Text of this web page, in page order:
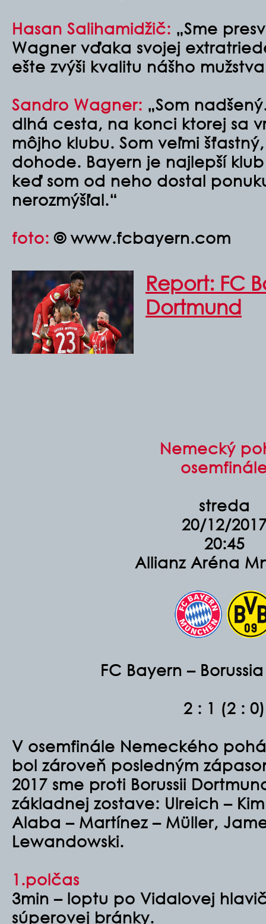
Hasan Salihamidžič: „Sme
Wagner vďaka svojej
ešte zvýši kvalitu nášho
Sandro Wagner: „Som
dlhá cesta, na konci ktorej sa
môjho klubu. Som veľmi
dohode. Bayern je najlepší
keď som od neho dostal
nerozmýšľal.“
foto:© www.fcbayern.com
Report: FC
Dortmund
Nemecký
streda
20/12/
20:45
Allianz Aréna
FC Bayern –
2 : 1 (2 : 0)
V osemfinále Nemeckého
bol zároveň posledným
2017 sme proti Borussii
základnej zostave: Ulreich –
Alaba – Martínez – Müller,
Lewandowski.
1.polčas
3min – loptu po Vidalovej
súperovej bránky.